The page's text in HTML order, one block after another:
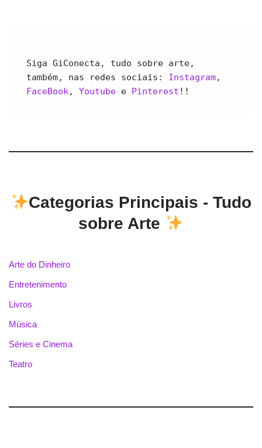
Siga GiConecta, tudo sobre arte,
também, nas redes sociais: Instagram
FaceBook, Youtube e Pinterest !!
Categorias Principais - Tudo
sobre Arte
Arte do Dinheiro
Entretenimento
Livros
Música
Séries e Cinema
Teatro